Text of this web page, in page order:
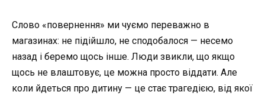
Слово «повернення» ми чуємо переважно в
магазинах: не підійшло, не сподобалося — несемо
назад і беремо щось інше. Люди звикли, що якщо
щось не влаштовує, це можна просто віддати. Але
коли йдеться про дитину — це стає трагедією, від якої